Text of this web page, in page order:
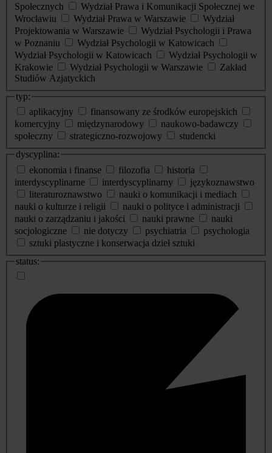
Społecznych
Wydział Prawa i Komunikacji Społecznej we
Wrocławiu
Wydział Prawa w Warszawie
Wydział
Projektowania w Warszawie
Wydział Psychologii i Prawa
w Poznaniu
Wydział Psychologii w Katowicach
Wydział Psychologii w Katowicach
Wydział Psychologii w
Krakowie
Wydział Psychologii w Warszawie
Zakład
Studiów Azjatyckich
typ:
aplikacyjny
finansowany ze środków europejskich
komercyjny
międzynarodowy
naukowo-badawczy
społeczny
strategiczno-rozwojowy
studencki
dyscyplina:
ekonomia i finanse
filozofia
historia
interdyscyplinarne
interdyscyplinarny
językoznawstwo
literaturoznawstwo
nauki o komunikacji i mediach
nauki o kulturze i religii
nauki o polityce i administracji
nauki o zarządzaniu i jakości
nauki prawne
nauki
socjologiczne
nie dotyczy psychiatria
psychologia
sztuki plastyczne i konserwacja dzieł sztuki
status: